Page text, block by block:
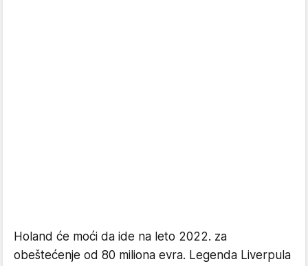
Holand će moći da ide na leto 2022. za
obeštećenje od 80 miliona evra. Legenda Liverpula